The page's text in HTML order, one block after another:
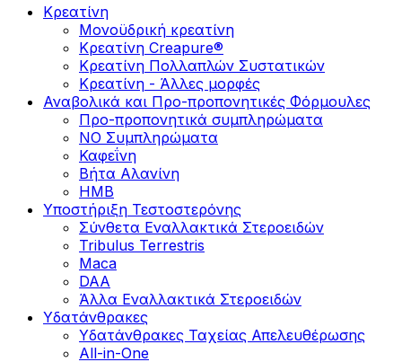
Κρεατίνη
Μονοϋδρική κρεατίνη
Κρεατίνη Creapure®
Κρεατίνη Πολλαπλών Συστατικών
Κρεατίνη - Άλλες μορφές
Αναβολικά και Προ-προπονητικές Φόρμουλες
Προ-προπονητικά συμπληρώματα
ΝΟ Συμπληρώματα
Καφεΐνη
Βήτα Αλανίνη
HMB
Υποστήριξη Τεστοστερόνης
Σύνθετα Εναλλακτικά Στεροειδών
Tribulus Terrestris
Maca
DAA
Άλλα Εναλλακτικά Στεροειδών
Υδατάνθρακες
Υδατάνθρακες Ταχείας Απελευθέρωσης
All-in-One